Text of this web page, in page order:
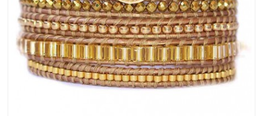
SETURI BRATARI New
COLECTII BRATARI
DESPRE NOI